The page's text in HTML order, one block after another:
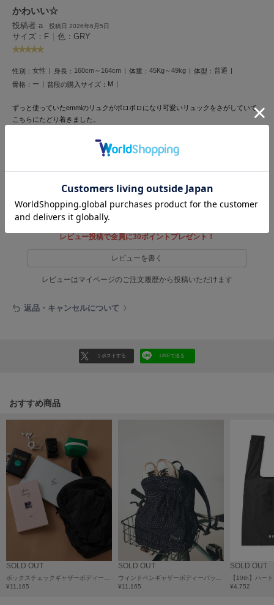
FURFUR
ファーファー
gelato pique
GELATO PIQUE CAT&DOG
ジェラート ピケ キャットアンドドッグ
へノン
HOKA ONEONE
ラート
le
ル
le coq sportif
ルコックスポルティフ
LeSportsac
レスポートサック
LILY BROWN
かわいい☆
投稿者 a 投稿日 2026年6月5日
サイズ：F | 色：GRY
性別： 女性 身長： 160cm～164cm 体重： 45Kg～49kg 体型： 普通
骨格： ー 普段の購入サイズ： M
ずっと使っていたemmiのリュクがボロボロになり可愛いリュックをさがしていて
こちらにたどり着きました。
すごく軽くて使いやすいです。迷ってる方おすすめです！
参考になった
レビュー投稿で全員に30ポイントプレゼント！
レビューを書く
レビューはマイページのご注文履歴から投稿いただけます
返品・キャンセルについて
リポストする LINEで送る
おすすめ商品
SOLD OUT
¥11,165
SOLD OUT
¥11,165
SOLD OUT
¥4,752